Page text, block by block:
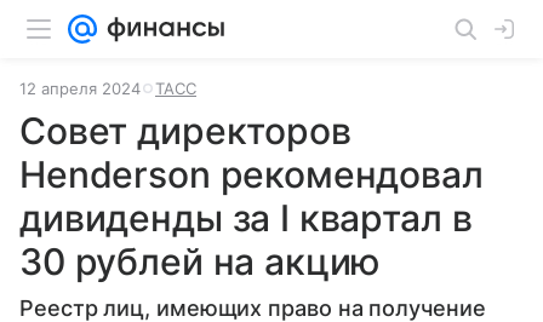
12 апреля 2024 ТАСС
Совет директоров
Henderson рекомендовал
дивиденды за I квартал в
30 рублей на акцию
Реестр лиц, имеющих право на получение